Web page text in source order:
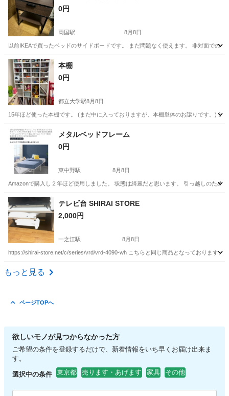
0円
両国駅 8月8日
以前IKEAで買ったベッドのサイドボードです。 まだ問題なく使えます。 非対面での
東京 墨田区 両国駅
本棚
0円
都立大学駅8月8日
15年ほど使った本棚です。 (まだ中に入っておりますが、本棚単体のお譲りです。) 1
東京 目黒区 都立大学駅 収納家具
メタルベッドフレーム
0円
東中野駅 8月8日
Amazonで購入し２年ほど使用しました。 状態は綺麗だと思います。 引っ越しのた
東京 中野区 東中野駅
テレビ台 SHIRAI STORE
2,000円
一之江駅 8月8日
https://shirai-store.net/c/series/vrd/vrd-4090-wh こちらと同じ商品となっております
東京 江戸川区
もっと見る
ページTOPへ
欲しいモノが見つからなかった方
ご希望の条件を登録するだけで、新着情報をいち早くお届け出来ま
す。
選択中の条件 東京都 売ります・あげます 家具 その他